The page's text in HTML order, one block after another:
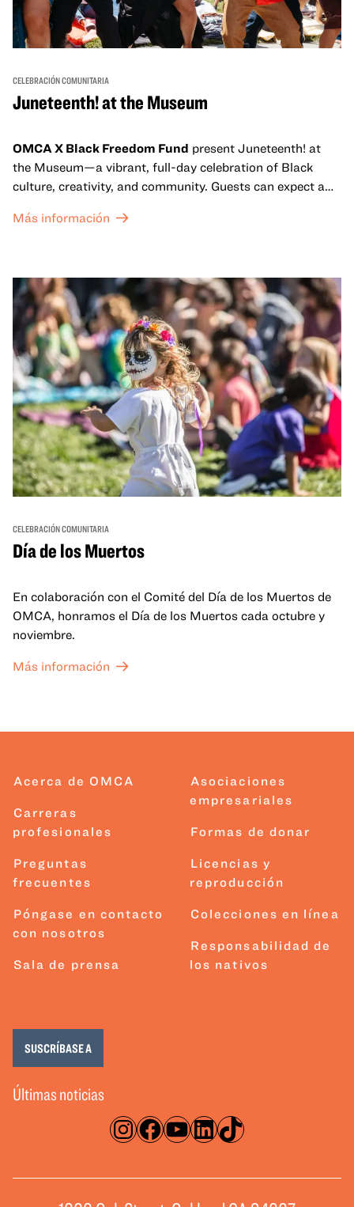
CELEBRACIÓN COMUNITARIA
Juneteenth! at the Museum
OMCA X Black Freedom Fund present Juneteenth! at
the Museum—a vibrant, full-day celebration of Black
culture, creativity, and community. Guests can expect a
sets from boundary-pushing artists, delicious offerings
move, make, and connect in celebration of Black culture.
Más información
CELEBRACIÓN COMUNITARIA
Día de los Muertos
En colaboración con el Comité del Día de los Muertos de
OMCA, honramos el Día de los Muertos cada octubre y
noviembre.
Más información
Acerca de OMCA
Carreras
profesionales
Preguntas
frecuentes
Póngase en contacto
con nosotros
Sala de prensa
Asociaciones
empresariales
Formas de donar
Licencias y
reproducción
Colecciones en línea
Responsabilidad de
los nativos
Instagram
Facebook
YouTube
LinkedIn
TikTok
Últimas noticias
SUSCRÍBASE A